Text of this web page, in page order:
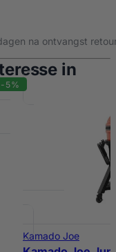
na ontvangst
in
-5%
Kamado Joe